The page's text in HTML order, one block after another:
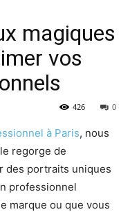
magiques
vos
0
426
à Paris, nous
regorge de
des portraits uniques
professionnel
marque ou que vous